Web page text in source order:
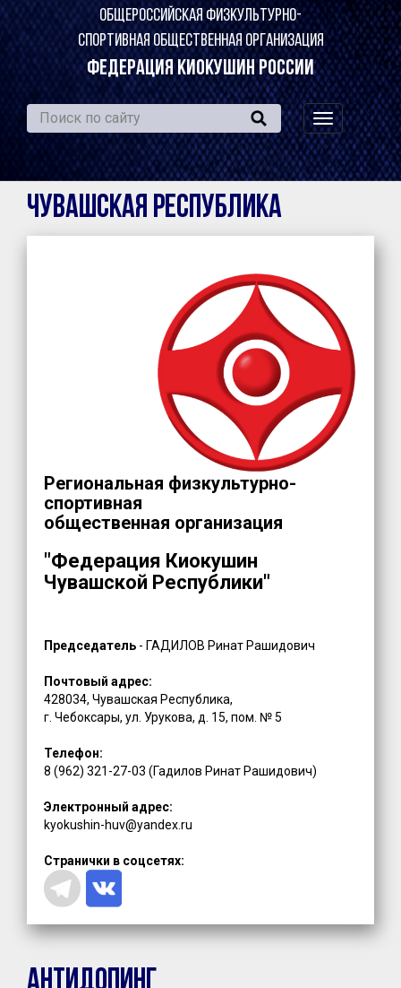
ОБЩЕРОССИЙСКАЯ ФИЗКУЛЬТУРНО-
СПОРТИВНАЯ ОБЩЕСТВЕННАЯ ОРГАНИЗАЦИЯ
ФЕДЕРАЦИЯ КИОКУШИН РОССИИ
навигация
по
сайту
Чувашская Республика
Региональная физкультурно-
спортивная
общественная организация
"Федерация Киокушин
Чувашской Республики"
Председатель - ГАДИЛОВ Ринат Рашидович
Почтовый адрес:
428034, Чувашская Республика,
г. Чебоксары, ул. Урукова, д. 15, пом. № 5
Телефон:
8 (962) 321-27-03 (Гадилов Ринат Рашидович)
Электронный адрес:
kyokushin-huv@yandex.ru
Странички в соцсетях: